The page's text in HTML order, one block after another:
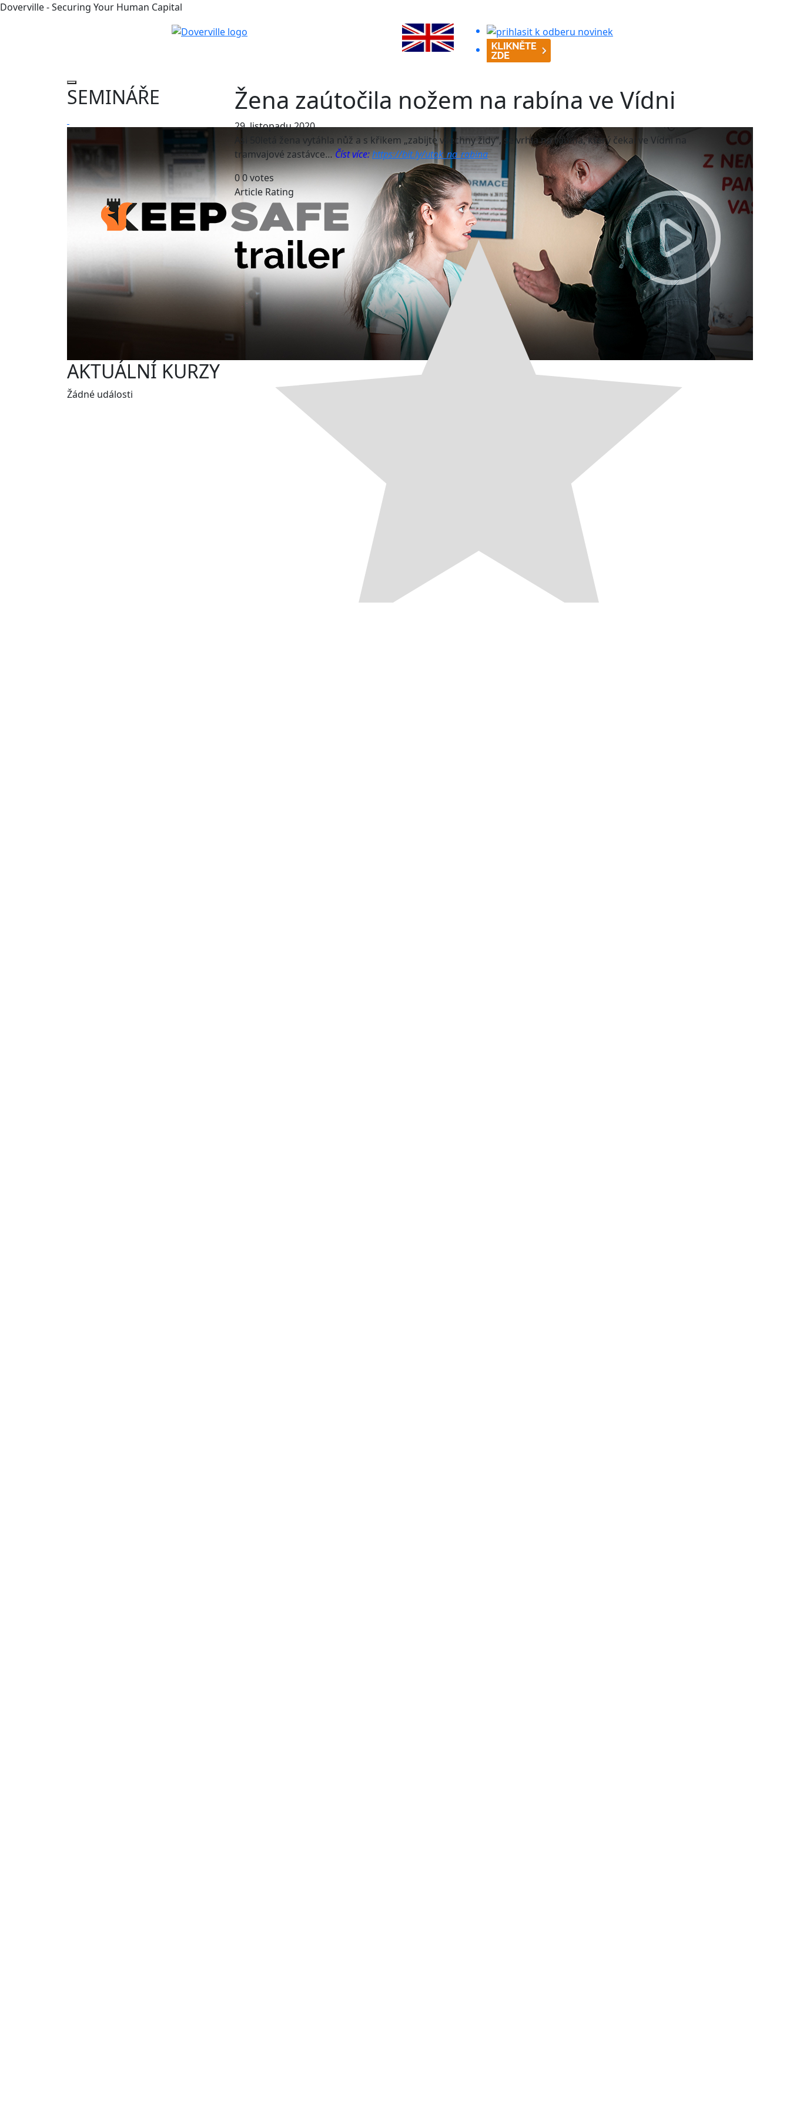
Doverville - Securing Your Human Capital
Žena zaútočila nožem na rabína ve Vídni
29. listopadu 2020
Asi 50letá žena vytáhla nůž a s křikem „zabijte všechny židy“, se vrhla na rabína, který čekal ve Vídni na
tramvajové zastávce…Číst více:https://bit.ly/utok_na_rabina
00votes
Article Rating
SEMINÁŘE
AKTUÁLNÍ KURZY
Žádné události